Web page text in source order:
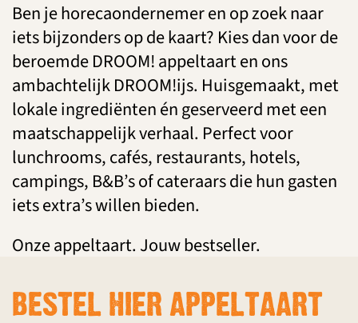
Ben je horecaondernemer en op zoek naar
iets bijzonders op de kaart? Kies dan voor de
beroemde DROOM! appeltaart en ons
ambachtelijk DROOM!ijs. Huisgemaakt, met
lokale ingrediënten én geserveerd met een
maatschappelijk verhaal. Perfect voor
lunchrooms, cafés, restaurants, hotels,
campings, B&B’s of cateraars die hun gasten
iets extra’s willen bieden.
Onze appeltaart. Jouw bestseller.
BESTEL HIER APPELTAART